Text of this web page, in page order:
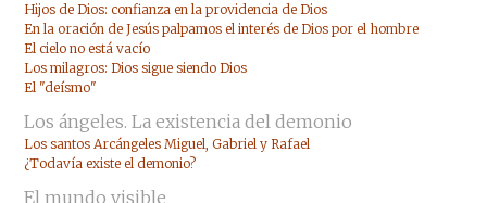
Hijos de Dios: confianza en la providencia de Dios
En la oración de Jesús palpamos el interés de Dios por el hombre
El cielo no está vacío
Los milagros: Dios sigue siendo Dios
El "deísmo"
Los ángeles. La existencia del demonio
Los santos Arcángeles Miguel, Gabriel y Rafael
¿Todavía existe el demonio?
El mundo visible